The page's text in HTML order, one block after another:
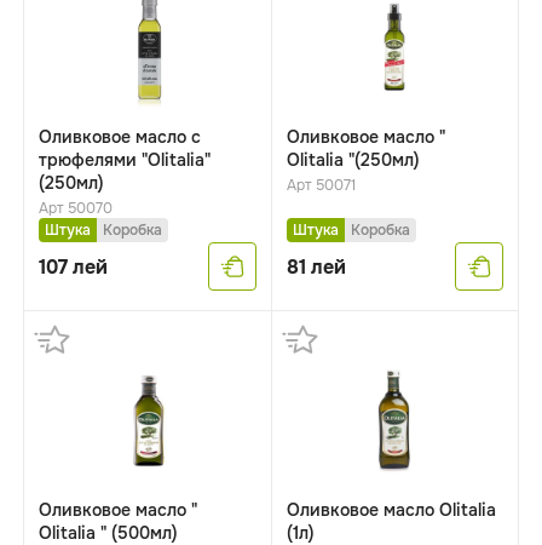
Оливковое масло с
трюфелями "Olitalia"
(250мл)
Арт 50070
Штука
Коробка
107лей
Оливковое масло "
Olitalia "(250мл)
Арт 50071
Штука Коробка
81 лей
Оливковое масло "
Olitalia " (500мл)
Оливковое масло Olitalia
(1л)